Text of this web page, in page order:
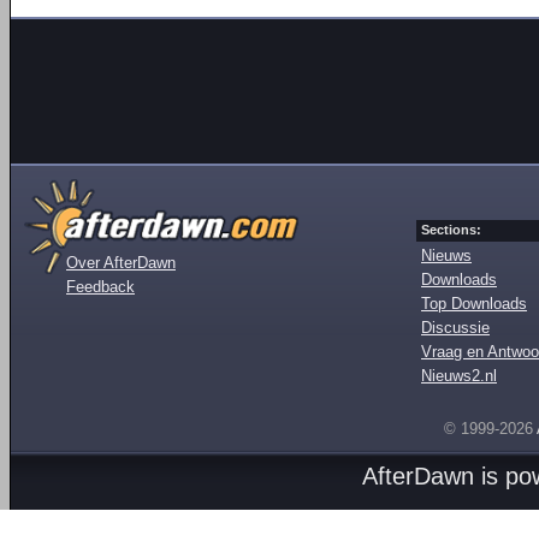
Over AfterDawn
Feedback
Sections:
Nieuws
Downloads
Top Downloads
Discussie
Vraag en
Nieuws2.nl
© 1999-2026
AfterDawn is